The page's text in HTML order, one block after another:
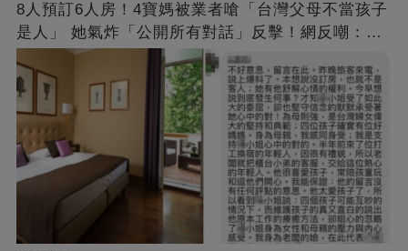
8人預訂6人房！4寶媽被業者嗆「台灣父母不當孩子
是人」 她氣炸「公開所有對話」反擊！網反嘲：你
才有問題！